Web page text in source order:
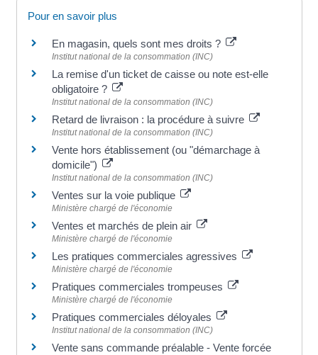
Pour en savoir plus
En magasin, quels sont mes droits ?
Institut national de la consommation (INC)
La remise d'un ticket de caisse ou note est-elle
obligatoire ?
Institut national de la consommation (INC)
Retard de livraison : la procédure à suivre
Institut national de la consommation (INC)
Vente hors établissement (ou "démarchage à
domicile")
Institut national de la consommation (INC)
Ventes sur la voie publique
Ministère chargé de l'économie
Ventes et marchés de plein air
Ministère chargé de l'économie
Les pratiques commerciales agressives
Ministère chargé de l'économie
Pratiques commerciales trompeuses
Ministère chargé de l'économie
Pratiques commerciales déloyales
Institut national de la consommation (INC)
Vente sans commande préalable - Vente forcée